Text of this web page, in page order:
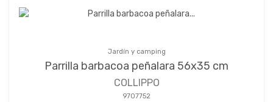
Jardín y camping
Parrilla barbacoa peñalara 56x35 cm
COLLIPPO
9707752